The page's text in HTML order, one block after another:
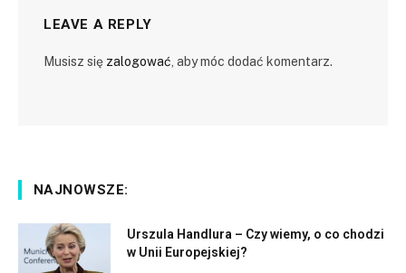
LEAVE A REPLY
Musisz się zalogować , aby móc dodać komentarz.
NAJNOWSZE:
Urszula Handlura – Czy wiemy, o co chodzi
w Unii Europejskiej?